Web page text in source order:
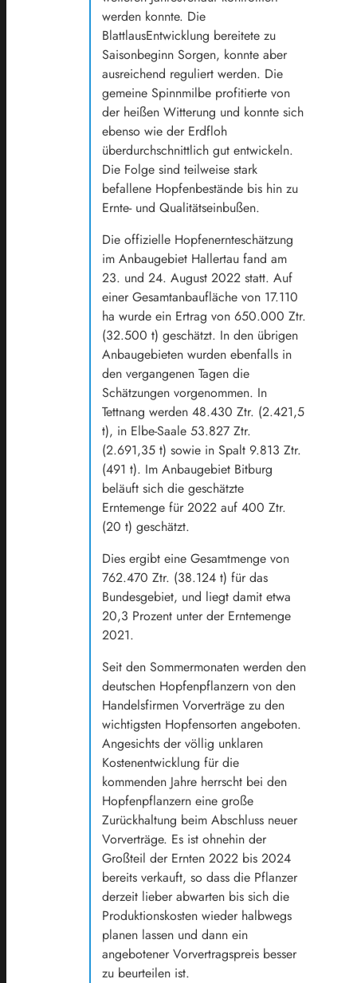
werden konnte. Die
BlattlausEntwicklung bereitete zu
Saisonbeginn Sorgen, konnte aber
ausreichend reguliert werden. Die
gemeine Spinnmilbe profitierte von
der heißen Witterung und konnte sich
ebenso wie der Erdfloh
überdurchschnittlich gut entwickeln.
Die Folge sind teilweise stark
befallene Hopfenbestände bis hin zu
Ernte- und Qualitätseinbußen.
Die offizielle Hopfenernteschätzung
im Anbaugebiet Hallertau fand am
23. und 24. August 2022 statt. Auf
einer Gesamtanbaufläche von 17.110
ha wurde ein Ertrag von 650.000 Ztr.
(32.500 t) geschätzt. In den übrigen
Anbaugebieten wurden ebenfalls in
den vergangenen Tagen die
Schätzungen vorgenommen. In
Tettnang werden 48.430 Ztr. (2.421,5
t), in Elbe-Saale 53.827 Ztr.
(2.691,35 t) sowie in Spalt 9.813 Ztr.
(491 t). Im Anbaugebiet Bitburg
beläuft sich die geschätzte
Erntemenge für 2022 auf 400 Ztr.
(20 t) geschätzt.
Dies ergibt eine Gesamtmenge von
762.470 Ztr. (38.124 t) für das
Bundesgebiet, und liegt damit etwa
20,3 Prozent unter der Erntemenge
2021.
Seit den Sommermonaten werden den
deutschen Hopfenpflanzern von den
Handelsfirmen Vorverträge zu den
wichtigsten Hopfensorten angeboten.
Angesichts der völlig unklaren
Kostenentwicklung für die
kommenden Jahre herrscht bei den
Hopfenpflanzern eine große
Zurückhaltung beim Abschluss neuer
Vorverträge. Es ist ohnehin der
Großteil der Ernten 2022 bis 2024
bereits verkauft, so dass die Pflanzer
derzeit lieber abwarten bis sich die
Produktionskosten wieder halbwegs
planen lassen und dann ein
angebotener Vorvertragspreis besser
zu beurteilen ist.